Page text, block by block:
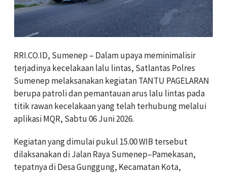
RRI.CO.ID, Sumenep – Dalam upaya meminimalisir
terjadinya kecelakaan lalu lintas, Satlantas Polres
Sumenep melaksanakan kegiatan TANTU PAGELARAN
berupa patroli dan pemantauan arus lalu lintas pada
titik rawan kecelakaan yang telah terhubung melalui
aplikasi MQR, Sabtu 06 Juni 2026.
Kegiatan yang dimulai pukul 15.00 WIB tersebut
dilaksanakan di Jalan Raya Sumenep–Pamekasan,
tepatnya di Desa Gunggung, Kecamatan Kota,